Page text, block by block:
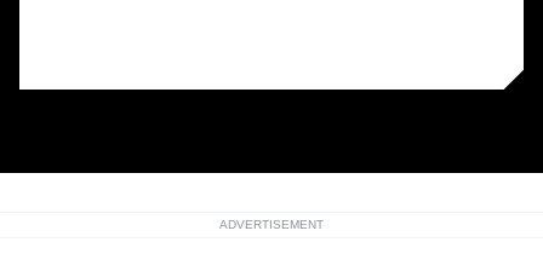
ADVERTISEMENT